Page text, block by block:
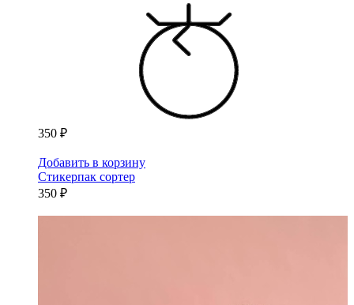
350 ₽
Добавить в корзину
Стикерпак сортер
350 ₽